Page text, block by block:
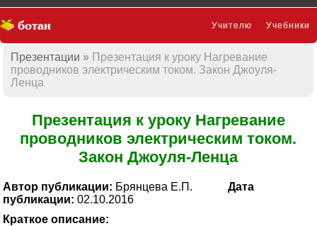
Учебники
Учителю
Презентации
Презентации
Презентация к уроку Нагревание
проводников электрическим током. Закон Джоуля-
Ленца
Презентация к уроку Нагревание
проводников электрическим током.
Закон Джоуля-Ленца
Автор публикации: Брянцева Е.П.
Дата
публикации: 02.10.2016
Краткое описание: